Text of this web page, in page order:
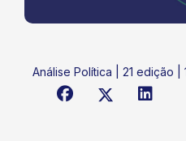
Análise Política | 21 edição |